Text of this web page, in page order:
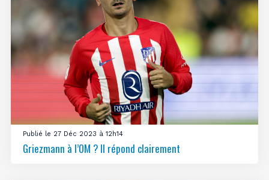
Publié le 27 Déc 2023 à 12h14
Griezmann à l’OM ? Il répond clairement